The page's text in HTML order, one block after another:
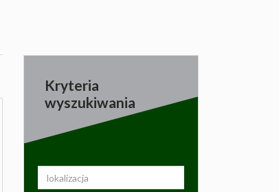
Kryteria
wyszukiwania